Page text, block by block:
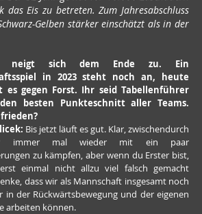
Eis zu betreten. Zum Jahresabschluss
Gelben stärker einschätzt als in der
neigt sich dem Ende zu. Ein
in 2023 steht noch an, heute
es gegen Forst. Ihr seid Tabellenführer
besten Punkteschnitt aller Teams.
Bis jetzt läuft es gut. Klar, zwischendurch
immer mal wieder mit ein paar
zu kämpfen, aber wenn du Erster bist,
einmal nicht allzu viel falsch gemacht
dass wir als Mannschaft insgesamt noch
in der Rückwärtsbewegung und der eigenen
arbeiten können.